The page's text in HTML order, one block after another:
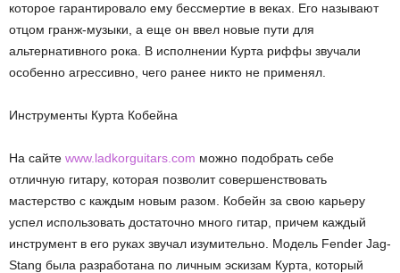
которое гарантировало ему бессмертие в веках. Его называют
отцом гранж-музыки, а еще он ввел новые пути для
альтернативного рока. В исполнении Курта риффы звучали
особенно агрессивно, чего ранее никто не применял.
Инструменты Курта Кобейна
На сайте www.ladkorguitars.com можно подобрать себе
отличную гитару, которая позволит совершенствовать
мастерство с каждым новым разом. Кобейн за свою карьеру
успел использовать достаточно много гитар, причем каждый
инструмент в его руках звучал изумительно. Модель Fender Jag-
Stang была разработана по личным эскизам Курта, который